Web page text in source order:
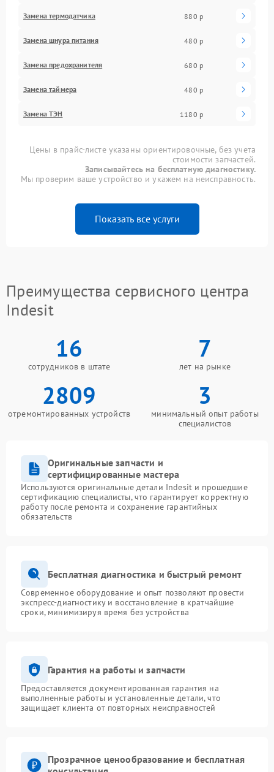
Замена термодатчика 880 р
Замена шнура питания 480 р
Замена предохранителя 680 р
Замена таймера 480 р
Замена ТЭН 1180 р
Цены в прайс-листе указаны ориентировочные, без учета
стоимости запчастей.
Записывайтесь на бесплатную диагностику.
Мы проверим ваше устройство и укажем на неисправность.
Показать все услуги
Преимущества сервисного центра
Indesit
16
сотрудников в штате
7
лет на рынке
2809
отремонтированных устройств
3
минимальный опыт работы
специалистов
Оригинальные запчасти и
сертифицированные мастера
Используются оригинальные детали Indesit и прошедшие
сертификацию специалисты, что гарантирует корректную
работу после ремонта и сохранение гарантийных
обязательств
Бесплатная диагностика и быстрый ремонт
Современное оборудование и опыт позволяют провести
экспресс-диагностику и восстановление в кратчайшие
сроки, минимизируя время без устройства
Гарантия на работы и запчасти
Предоставляется документированная гарантия на
выполненные работы и установленные детали, что
защищает клиента от повторных неисправностей
Прозрачное ценообразование и бесплатная